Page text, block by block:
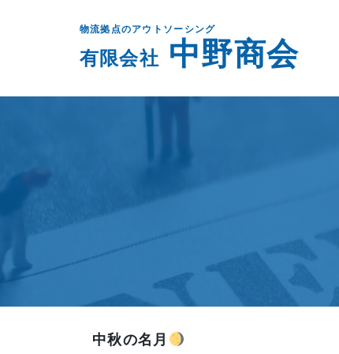
物流拠点のアウトソーシング
有限会社 中野商会
中秋の名月